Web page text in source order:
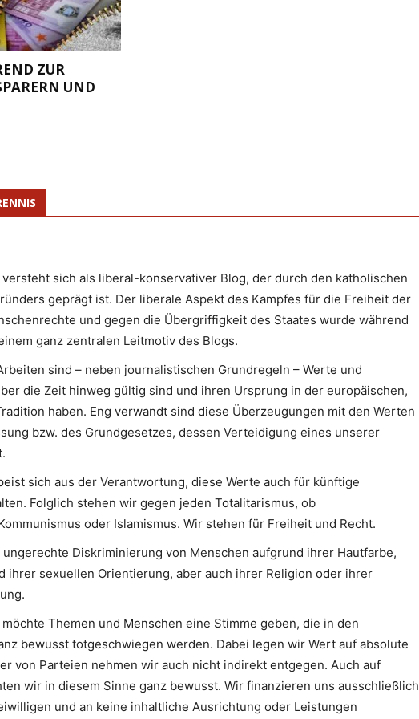
ZUR
UND
sich als liberal-konservativer Blog, der durch den katholischen
geprägt ist. Der liberale Aspekt des Kampfes für die Freiheit der
und gegen die Übergriffigkeit des Staates wurde während
ganz zentralen Leitmotiv des Blogs.
sind – neben journalistischen Grundregeln – Werte und
die Zeit hinweg gültig sind und ihren Ursprung in der europäischen,
haben. Eng verwandt sind diese Überzeugungen mit den Werten
bzw. des Grundgesetzes, dessen Verteidigung eines unserer
sich aus der Verantwortung, diese Werte auch für künftige
Folglich stehen wir gegen jeden Totalitarismus, ob
oder Islamismus. Wir stehen für Freiheit und Recht.
Diskriminierung von Menschen aufgrund ihrer Hautfarbe,
ihrer sexuellen Orientierung, aber auch ihrer Religion oder ihrer
Themen und Menschen eine Stimme geben, die in den
bewusst totgeschwiegen werden. Dabei legen wir Wert auf absolute
von Parteien nehmen wir auch nicht indirekt entgegen. Auch auf
wir in diesem Sinne ganz bewusst. Wir finanzieren uns ausschließlich
und an keine inhaltliche Ausrichtung oder Leistungen